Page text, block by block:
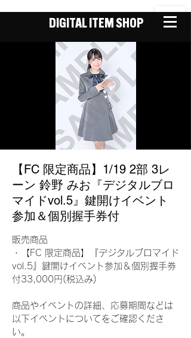
DIGITAL ITEM SHOP
【FC 限定商品】1/19 2部 3レ
ーン 鈴野 みお『デジタルブロ
マイドvol.5』鍵開けイベント
参加＆個別握手券付
販売商品
・【FC 限定商品】『デジタルブロマイド
vol.5』鍵開けイベント参加＆個別握手券
付33,000円(税込み)
商品やイベントの詳細、応募期間などは
以下イベントについてをご確認くださ
い。